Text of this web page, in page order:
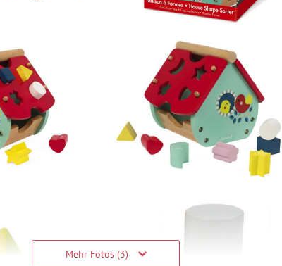
Mehr Fotos (3)